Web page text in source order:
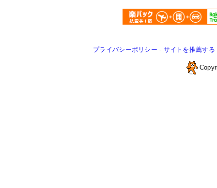
プライバシーポリシー - サイトを推薦する